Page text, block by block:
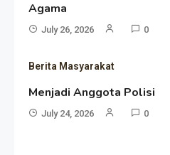
Agama
July 26, 2026 0
Berita Masyarakat
Menjadi Anggota Polisi
July 24, 2026 0